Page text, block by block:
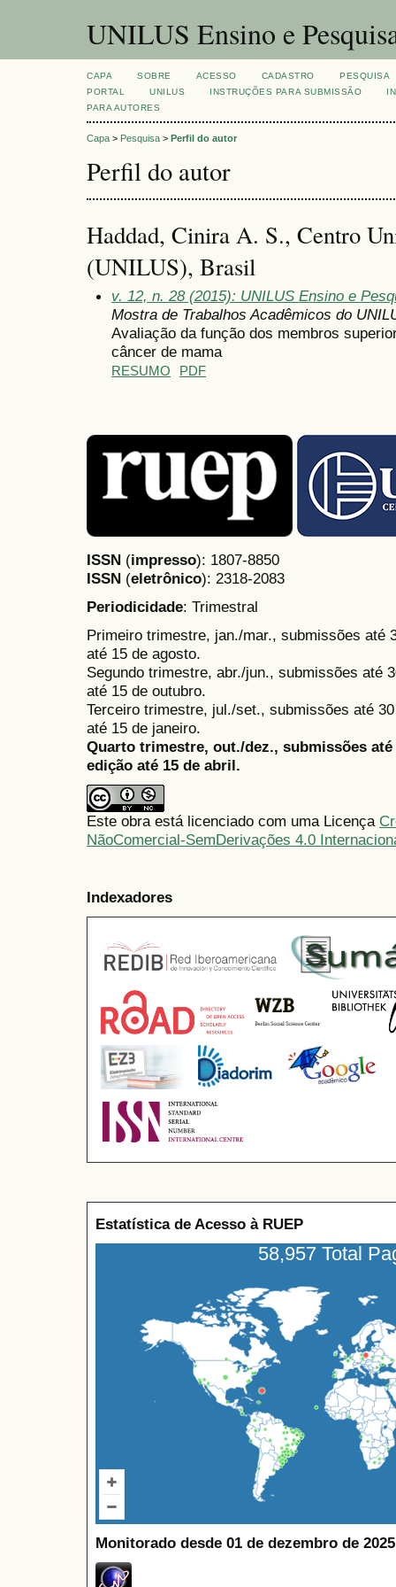
UNILUS Ensino e
CAPA SOBRE ACESSO CADASTRO
PESQUISA
PORTAL
UNILUS INSTRUÇÕES PARA SUBMISSÃO
PARA AUTORES
Capa > Pesquisa > Perfil do autor
Perfil do autor
Haddad, Cinira A. S., Centro
(UNILUS), Brasil
v. 12, n. 28 (2015): UNILUS Ensino e
Mostra de Trabalhos Acadêmicos do
Avaliação da função dos membros
câncer de mama
RESUMO PDF
ISSN (impresso): 1807-8850
ISSN (eletrônico): 2318-2083
Periodicidade: Trimestral
Primeiro trimestre, jan./mar., submissões até
até 15 de agosto.
Segundo trimestre, abr./jun., submissões até
até 15 de outubro.
Terceiro trimestre, jul./set., submissões até
até 15 de janeiro.
Quarto trimestre, out./dez., submissões
edição até 15 de abril.
Este obra está licenciado com uma Licença
NãoComercial-SemDerivações 4.0
Indexadores
Estatística de Acesso à RUEP
58,957 Total
Monitorado desde 01 de dezembro de